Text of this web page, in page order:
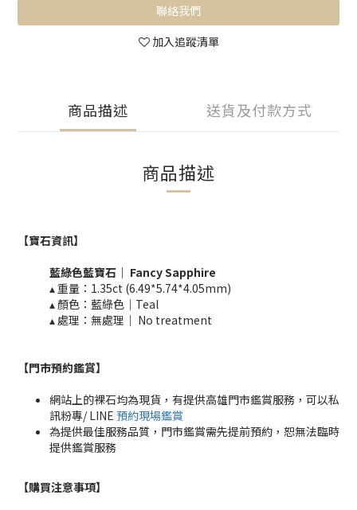
聯絡我們
加入追蹤清單
商品描述 送貨及付款方式
商品描述
【寶石資訊】
藍綠色藍寶石｜ FancySapphire
▴ 重量： 1.35ct (6.49*5.74*4.05mm)
▴ 顏色：藍綠色｜ Teal
▴ 處理：無處理｜ No treatment​​
【門市預約鑑賞】
網站上的裸石均為現貨，有提供高雄門市鑑賞服務，可以私
訊粉專/ LINE 預約現場鑑賞
為提供最佳服務品質，門市鑑賞需先提前預約，恕無法臨時
提供鑑賞服務
【購買注意事項】